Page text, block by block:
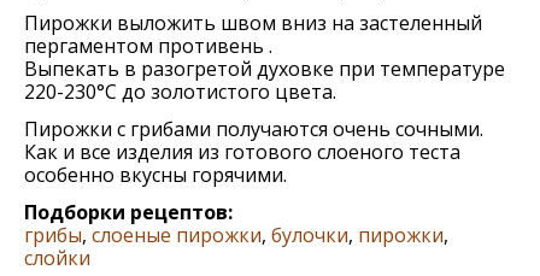
Пирожки выложить швом вниз на застеленный
пергаментом противень .
Выпекать в разогретой духовке при температуре
220-230°C до золотистого цвета.
Пирожки с грибами получаются очень сочными.
Как и все изделия из готового слоеного теста
особенно вкусны горячими.
Подборки рецептов:
грибы, слоеные пирожки, булочки, пирожки,
слойки